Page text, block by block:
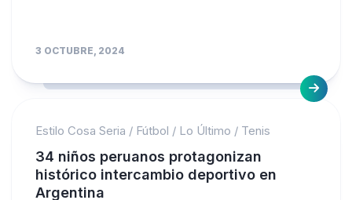
3 OCTUBRE, 2024
Estilo Cosa Seria / Fútbol / Lo Último / Tenis
34 niños peruanos protagonizan
histórico intercambio deportivo en
Argentina